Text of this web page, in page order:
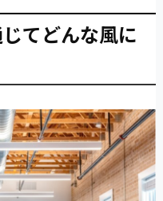
てどんな風に